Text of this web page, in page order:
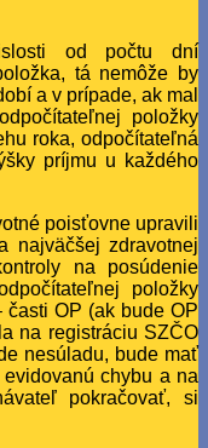
od počtu dní
tá nemôže by
a v prípade, ak mal
položky
roka, odpočítateľná
príjmu u každého
poisťovne upravili
najväčšej zdravotnej
na posúdenie
položky
OP (ak bude OP
na registráciu SZČO
nesúladu, bude mať
chybu a na
pokračovať, si